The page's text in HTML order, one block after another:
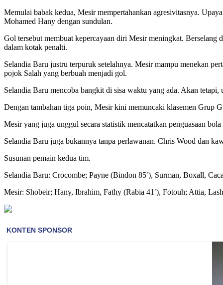
Memulai babak kedua, Mesir mempertahankan agresivitasnya.
Mohamed Hany dengan sundulan.
Gol tersebut membuat kepercayaan diri Mesir meningkat. Berselang
dalam kotak penalti.
Selandia Baru justru terpuruk setelahnya. Mesir mampu menekan
pojok Salah yang berbuah menjadi gol.
Selandia Baru mencoba bangkit di sisa waktu yang ada. Akan
Dengan tambahan tiga poin, Mesir kini memuncaki klasemen Grup
Mesir yang juga unggul secara statistik mencatatkan penguasaan
Selandia Baru juga bukannya tanpa perlawanan. Chris Wood dan
Susunan pemain kedua tim.
Selandia Baru: Crocombe; Payne (Bindon 85′), Surman, Boxall,
Mesir: Shobeir; Hany, Ibrahim, Fathy (Rabia 41′), Fotouh; Attia,